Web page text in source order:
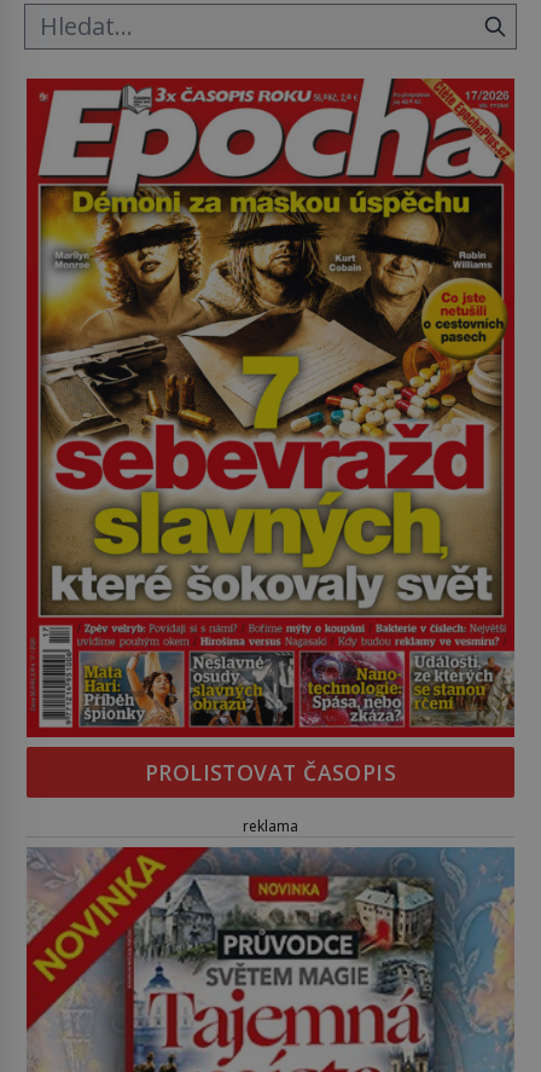
PROLISTOVAT ČASOPIS
reklama